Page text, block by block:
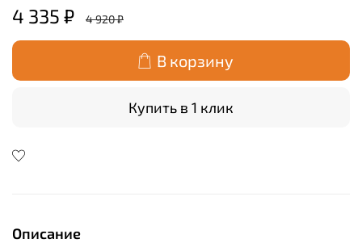
4 335 ₽ 4 920 ₽
В корзину
Купить в 1 клик
Описание